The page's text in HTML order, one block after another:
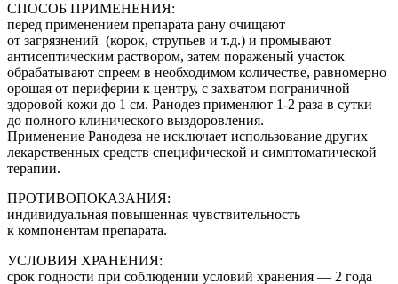
СПОСОБ ПРИМЕНЕНИЯ:
перед применением препарата рану очищают
от загрязнений (корок, струпьев и т.д.) и промывают
антисептическим раствором, затем пораженый участок
обрабатывают спреем в необходимом количестве, равномерно
орошая от периферии к центру, с захватом пограничной
здоровой кожи до 1 см. Ранодез применяют 1-2 раза в сутки
до полного клинического выздоровления.
Применение Ранодеза не исключает использование других
лекарственных средств специфической и симптоматической
терапии.
ПРОТИВОПОКАЗАНИЯ:
индивидуальная повышенная чувствительность
к компонентам препарата.
УСЛОВИЯ ХРАНЕНИЯ:
срок годности при соблюдении условий хранения — 2 года